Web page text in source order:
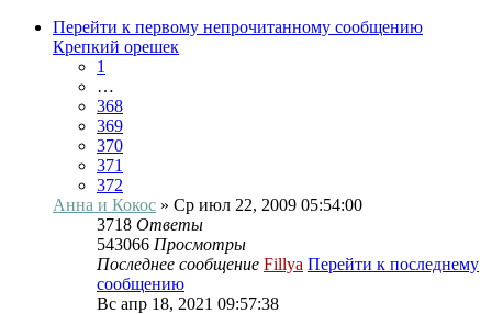
Перейти к первому непрочитанному сообщению
Крепкий орешек
1
…
368
369
370
371
372
Анна и Кокос » Ср июл 22, 2009 05:54:00
3718 Ответы
543066 Просмотры
Последнее сообщение Fillya Перейти к последнему
сообщению
Вс апр 18, 2021 09:57:38